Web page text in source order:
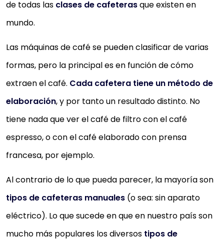
de todas las clases de cafeterasque existen en
mundo.
Las máquinas de café se pueden clasificar de varias
formas, pero la principal es en función de cómo
extraen el café. Cada cafetera tiene un método de
elaboración, y por tanto un resultado distinto. No
tiene nada que ver el café de filtro con el café
espresso, o con el café elaborado con prensa
francesa, por ejemplo.
Al contrario de lo que pueda parecer, la mayoría son
tipos de cafeteras manuales (o sea: sin aparato
eléctrico). Lo que sucede en que en nuestro país son
mucho más populares los diversos tipos de